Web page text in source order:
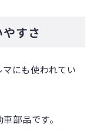
すさ
にも使われてい
部品です。